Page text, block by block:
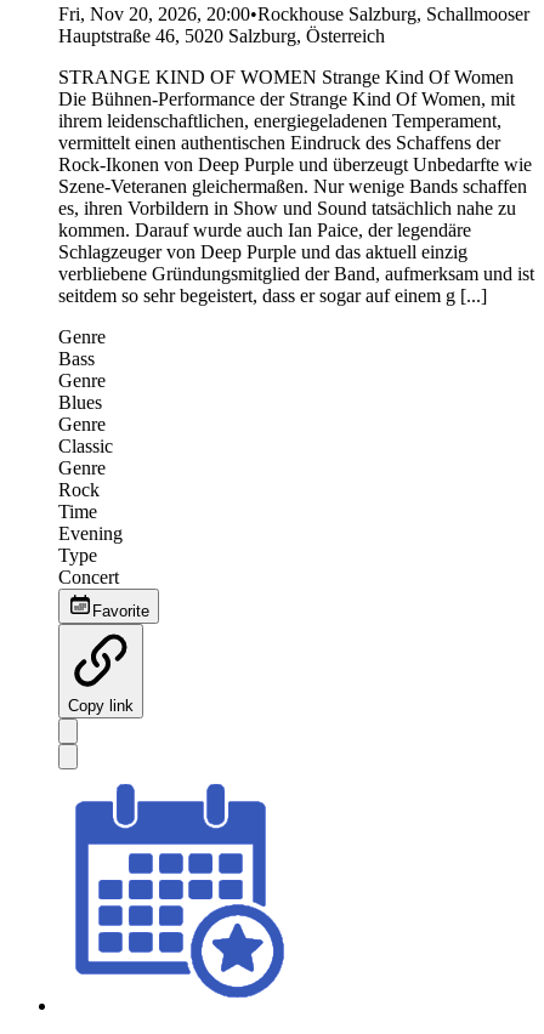
Fri, Nov 20, 2026, 20:00•Rockhouse Salzburg, Schallmooser
Hauptstraße 46, 5020 Salzburg, Österreich
STRANGE KIND OF WOMEN Strange Kind Of Women
Die Bühnen-Performance der Strange Kind Of Women, mit
ihrem leidenschaftlichen, energiegeladenen Temperament,
vermittelt einen authentischen Eindruck des Schaffens der
Rock-Ikonen von Deep Purple und überzeugt Unbedarfte wie
Szene-Veteranen gleichermaßen. Nur wenige Bands schaffen
es, ihren Vorbildern in Show und Sound tatsächlich nahe zu
kommen. Darauf wurde auch Ian Paice, der legendäre
Schlagzeuger von Deep Purple und das aktuell einzig
verbliebene Gründungsmitglied der Band, aufmerksam und ist
seitdem so sehr begeistert, dass er sogar auf einem g [...]
Genre
Bass
Genre
Blues
Genre
Classic
Genre
Rock
Time
Evening
Type
Concert
Favorite
Copy link